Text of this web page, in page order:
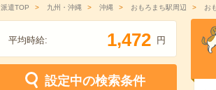
派遣TOP 九州・沖縄 沖縄 おもろまち駅周辺 お
平均時給: 1,472 円
設定中の検索条件